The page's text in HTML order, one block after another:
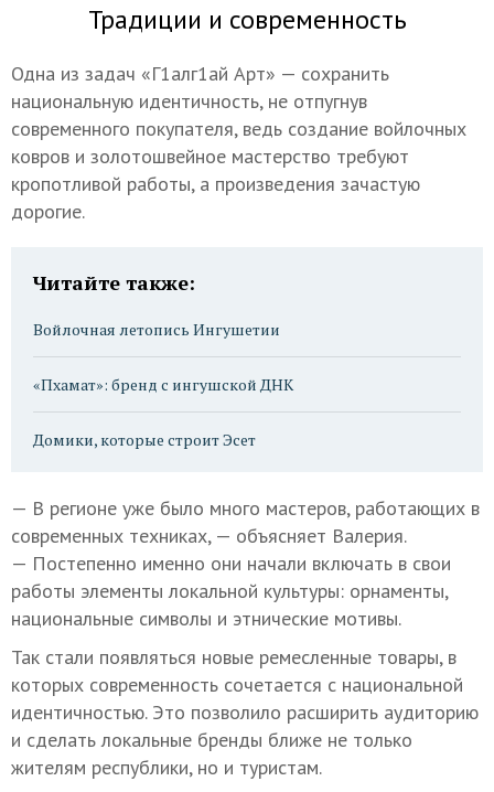
Традиции и современность
Одна из задач «Г1алг1ай Арт» — сохранить
национальную идентичность, не отпугнув
современного покупателя, ведь создание войлочных
ковров и золотошвейное мастерство требуют
кропотливой работы, а произведения зачастую
дорогие.
Читайте также:
Войлочная летопись Ингушетии
«Пхамат»: бренд с ингушской ДНК
Домики, которые строит Эсет
— В регионе уже было много мастеров, работающих в
современных техниках, — объясняет Валерия.
— Постепенно именно они начали включать в свои
работы элементы локальной культуры: орнаменты,
национальные символы и этнические мотивы.
Так стали появляться новые ремесленные товары, в
которых современность сочетается с национальной
идентичностью. Это позволило расширить аудиторию
и сделать локальные бренды ближе не только
жителям республики, но и туристам.